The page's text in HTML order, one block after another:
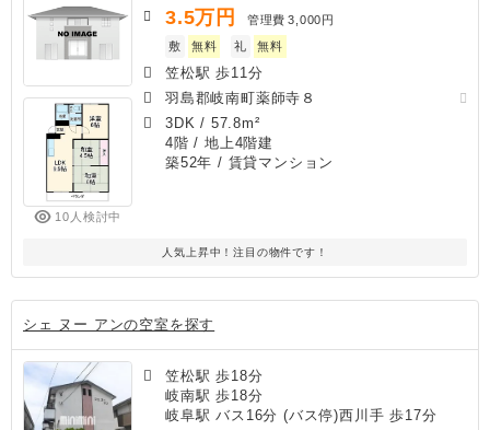
10人検討中
3.5万円 管理費 3,000円
敷
無料 礼 無料
笠松駅 歩11分
羽島郡岐南町薬師寺８
3DK / 57.8m²
4階 / 地上4階建
築52年 / 賃貸マンション
人気上昇中！注目の物件です！
シェ ヌー アンの空室を探す
笠松駅 歩18分
岐南駅 歩18分
岐阜駅 バス16分 (バス停)西川手 歩17分